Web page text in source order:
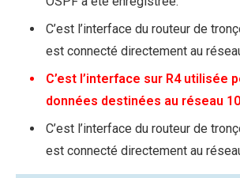
C’est l’interface du routeur de
est connecté directement au
C’est l’interface sur R4 utilisée
données destinées au réseau
C’est l’interface du routeur de
est connecté directement au